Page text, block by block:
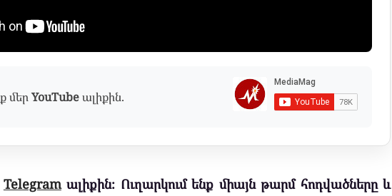
մերYouTubeալիքին.
Telegramալիքին։ Ուղարկում ենք միայն թարմ հոդվածները և